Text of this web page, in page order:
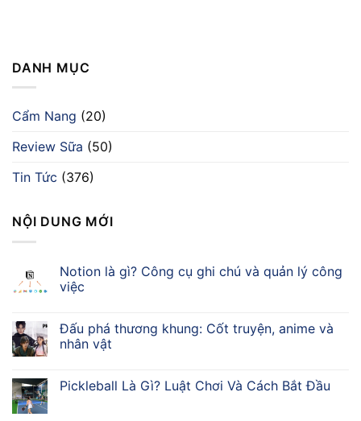
DANH MỤC
Cẩm Nang (20)
Review Sữa (50)
Tin Tức (376)
NỘI DUNG MỚI
Notion là gì? Công cụ ghi chú và quản lý công
việc
Đấu phá thương khung: Cốt truyện, anime và
nhân vật
Pickleball Là Gì? Luật Chơi Và Cách Bắt Đầu